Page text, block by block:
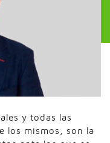
y todas las
los mismos, son la